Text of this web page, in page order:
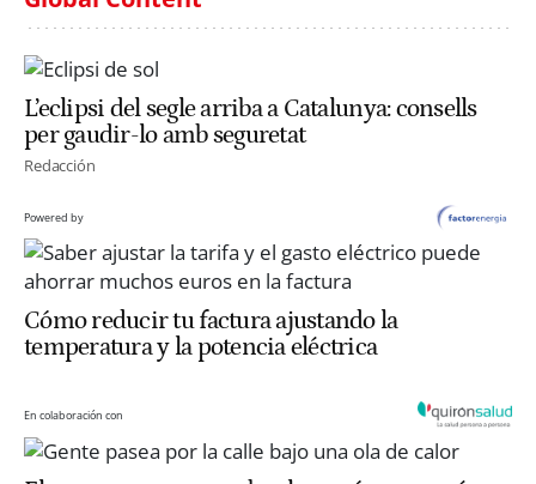
L’eclipsi del segle arriba a Catalunya: consells
per gaudir-lo amb seguretat
Redacción
Powered by
Cómo reducir tu factura ajustando la
temperatura y la potencia eléctrica
En colaboración con